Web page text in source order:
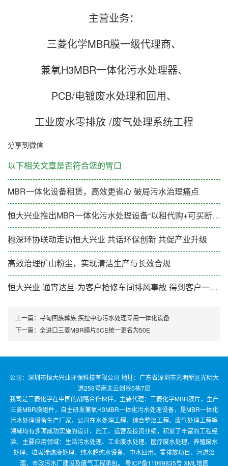
主营业务：
三菱化学MBR膜一级代理商、
兼氧H3MBR一体化污水处理器、
PCB/电镀废水处理和回用、
工业废水零排放 /废气处理系统工程
分享到微信
以下相关文章是否符合您的胃口
MBR一体化设备租赁，高效更省心 破局污水治理痛点
恒大兴业推出MBR一体化污水处理设备“以租代购+可买断”新模式
穗深环协联动走访恒大兴业 共话环保创新 共促产业升级
高效治理矿山粉尘，实现清洁生产与长效合规
恒大兴业 通宵达旦-为客户抢修车间排风事故 得到客户一致好评
上一篇： 寻甸回族彝族 疾控中心污水处理专用一体化设备
下一篇： 全进口三菱MBR膜片5CE统一更名为50E
公司：深圳市恒大兴业环保科技有限公司 地址：广东省深圳市光明新区光明大
道259号南太云创谷5栋7层
我司是三菱化学在中国的战略合作伙伴，主要代理：三菱化学MBR膜片，生产
三菱MBR膜组件，自主研发兼氧H3MBR一体化污水处理设备，是MBR一体化
污水处理设备生产厂家，公司在水处理工程、综合整治工程、废气处理工程等
领域均有多项成功实施的设计、施工、运营及投资业绩，积累了丰富的工程经
验。主要应用领域：生活污水处理、工业废水处理、医疗废水处理、养殖废水
处理、垃圾渗滤液处理、纯水超纯水设备、中水回用、零排放项目、河道治
理、市政污水厂建设及废气工程承包。 粤ICP备11099835号 XML地图